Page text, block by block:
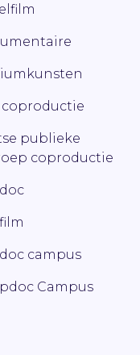
coproductie
publieke
coproductie
campus
Campus